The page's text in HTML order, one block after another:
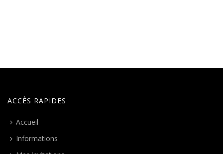
ACCÈS RAPIDES
Accueil
Informations